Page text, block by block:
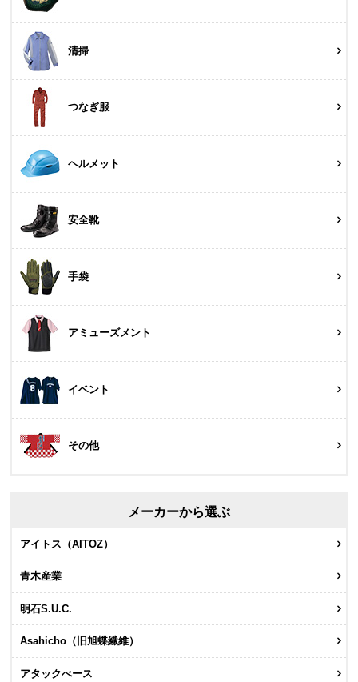
清掃
つなぎ服
ヘルメット
安全靴
手袋
アミューズメント
イベント
その他
メーカーから選ぶ
アイトス（AITOZ）
青木産業
明石S.U.C.
Asahicho（旧旭蝶繊維）
アタックべース